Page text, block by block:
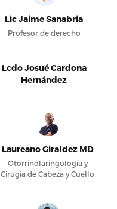
Lic Jaime Sanabria
Profesor de derecho
Lcdo Josué Cardona
Hernández
Laureano Giraldez MD
Otorrinolaringología y
Cirugía de Cabeza y Cuello